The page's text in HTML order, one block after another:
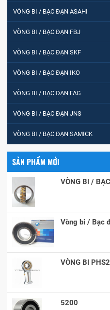
VÒNG BI / BẠC ĐẠN ASAHI
VÒNG BI / BẠC ĐẠN FBJ
VÒNG BI / BẠC ĐẠN SKF
VÒNG BI / BẠC ĐẠN IKO
VÒNG BI / BẠC ĐẠN FAG
VÒNG BI / BẠC ĐẠN JNS
VÒNG BI / BẠC ĐẠN SAMICK
SẢN PHẨM MỚI
VÒNG BI /
Vòng bi / Bạc
VÒNG BI
5200